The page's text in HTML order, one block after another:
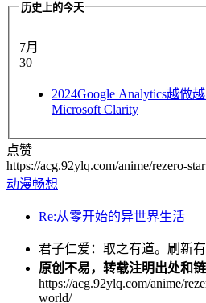
历史上的今天
7月
30
2024Google Analytics越做
Microsoft Clarity
点赞
https://acg.92ylq.com/anime/rezero-
动漫畅想
Re:从零开始的异世界生活
君子仁爱：取之有道。刷新有
原创不易，转载注明出处和链
https://acg.92ylq.com/anime/
world/